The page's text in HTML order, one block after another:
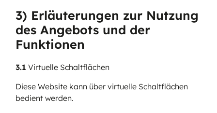
3) Erläuterungen zur Nutzung
des Angebots und der
Funktionen
3.1 Virtuelle Schaltflächen
Diese Website kann über virtuelle Schaltflächen
bedient werden.